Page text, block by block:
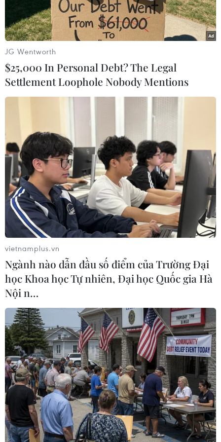
Tàu khảo sát Oruc Reis của Thổ Nhĩ Kỳ di chuyển ngoài khơi
phía Tây tỉnh Antalya trên Địa Trung Hải ngày 12/8/2020. (Ảnh:
AFP/TTXVN)
Bất chấp sự phản đối của nhiều nước, ngày
14/10, Thổ Nhĩ Kỳ thông báo đã triển khai lại tàu
khảo sát địa chấn Oruc Reis tại khu vực tranh
chấp trên Địa Trung Hải.
Theo Bộ trưởng Năng lượng Thổ Nhĩ Kỳ Fatih
Donmez cho biết tàu Oruc Reis đã tới điểm đến
và sẽ bắt đầu công việc. Theo kế hoạch, tàu Oruc
Reis sẽ hoạt động trên Địa Trung Hải đến ngày
22/10.
Động thái trên của Thổ Nhĩ Kỳ đã vấp phải sự
phản đối của nhiều nước, trong đó có hai đồng
minh chính phương Tây của nước này là Mỹ và
Đức.
Đức và Mỹ đều đề nghị Ankara rút tàu khảo sát
Oruc Reis khỏi khu vực tranh chấp trên Địa
Trung Hải, thậm chí Washington còn coi hành
động này là "khiêu khích có tính toán."
JG Wentworth
$25,000 In Personal Debt? The Legal
Settlement Loophole Nobody Mentions
vietnamplus.vn
Ngành nào dẫn đầu số điểm của Trường Đại
học Khoa học Tự nhiên, Đại học Quốc gia Hà
Nội n…